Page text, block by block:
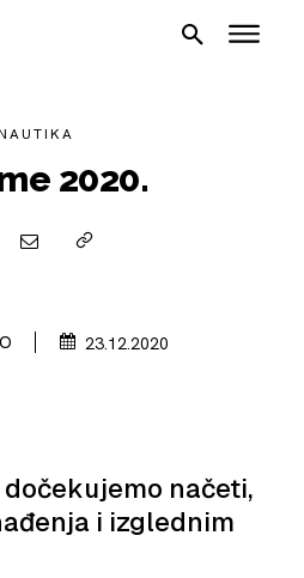
2020.
23.12.2020
načeti,
i izglednim